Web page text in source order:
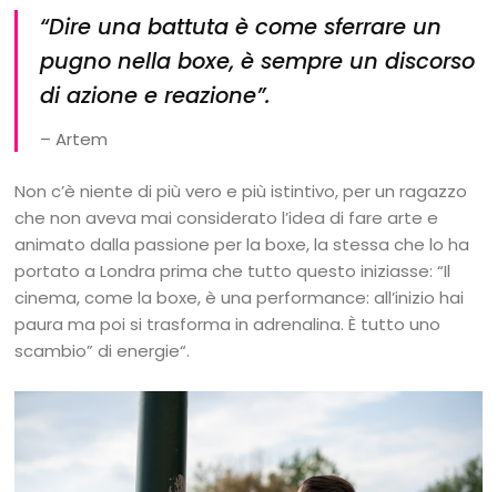
“Dire una battuta è come sferrare un
pugno nella boxe, è sempre un discorso
di azione e reazione”.
– Artem
Non c’è niente di più vero e più istintivo, per un ragazzo
che non aveva mai considerato l’idea di fare arte e
animato dalla passione per la boxe, la stessa che lo ha
portato a Londra prima che tutto questo iniziasse: “Il
cinema, come la boxe, è una performance: all’inizio hai
paura ma poi si trasforma in adrenalina. È tutto uno
scambio” di energie“.